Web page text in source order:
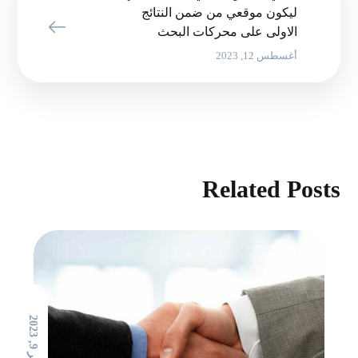
ليكون موقعي من ضمن النتائج
الاولى على محركات البحث
أغسطس 12, 2023
Related Posts
ن
و
ف
م
ب
ر
9
,
2
0
2